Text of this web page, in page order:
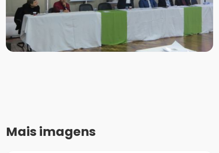
Mais imagens